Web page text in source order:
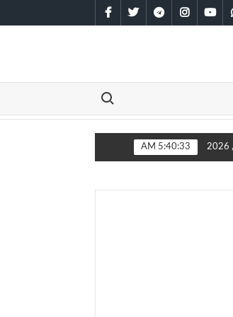
facebooktwitter
telegraminstagramyoutubewhatsapp
Search for:
5:40:34 AM